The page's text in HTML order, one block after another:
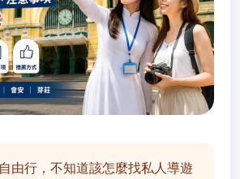
由行，不知道該怎麼找私人導遊